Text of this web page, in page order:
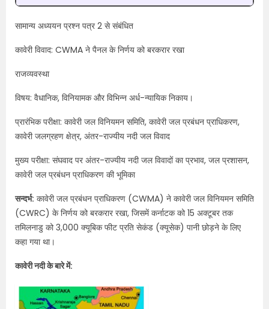
सामान्य अध्ययन प्रश्न पत्र 2 से संबंधित
कावेरी विवाद: CWMA ने पैनल के निर्णय को बरकरार रखा
राजव्यवस्था
विषय: वैधानिक, विनियामक और विभिन्न अर्ध-न्यायिक निकाय।
प्रारंभिक परीक्षा: कावेरी जल विनियमन समिति, कावेरी जल प्रबंधन प्राधिकरण,
कावेरी जलग्रहण क्षेत्र, अंतर-राज्यीय नदी जल विवाद
मुख्य परीक्षा: संघवाद पर अंतर-राज्यीय नदी जल विवादों का प्रभाव, जल प्रशासन,
कावेरी जल प्रबंधन प्राधिकरण की भूमिका
सन्दर्भ: कावेरी जल प्रबंधन प्राधिकरण (CWMA) ने कावेरी जल विनियमन समिति
(CWRC) के निर्णय को बरकरार रखा, जिसमें कर्नाटक को 15 अक्टूबर तक
तमिलनाडु को 3,000 क्यूबिक फीट प्रति सेकंड (क्यूसेक) पानी छोड़ने के लिए
कहा गया था।
कावेरी नदी के बारे में: